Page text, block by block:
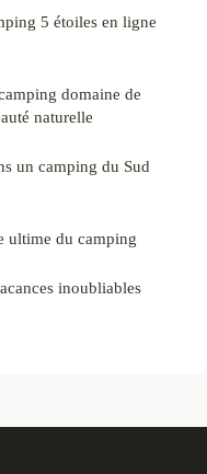
5 étoiles en ligne
domaine de
naturelle
un camping du Sud
ultime du camping
inoubliables